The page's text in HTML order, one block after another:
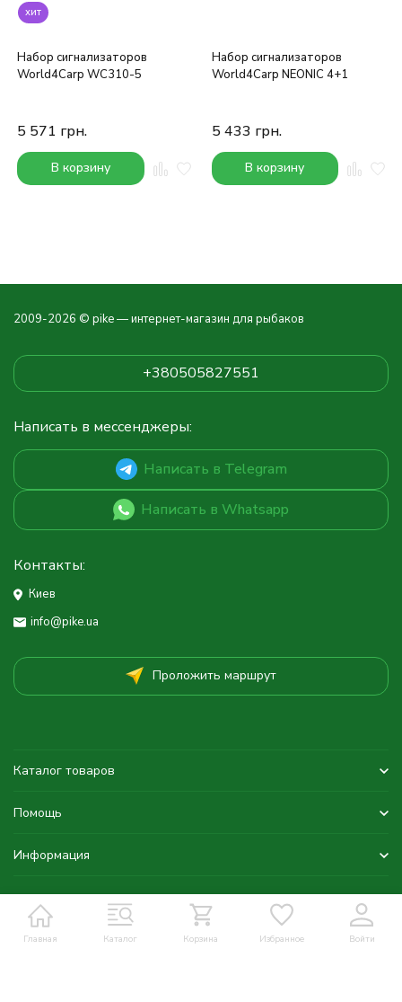
хит
Набор сигнализаторов
World4Carp WC310-5
5 571 грн.
В корзину
Набор сигнализаторов
World4Carp NEONIC 4+1
5 433 грн.
В корзину
Главная Каталог Корзина Избранное Войти
2009-2026 © pike — интернет-магазин для рыбаков
+380505827551
Написать в мессенджеры:
Написать в Telegram
Написать в Whatsapp
Контакты:
Киев
info@pike.ua
Проложить маршрут
Каталог товаров
Помощь
Информация